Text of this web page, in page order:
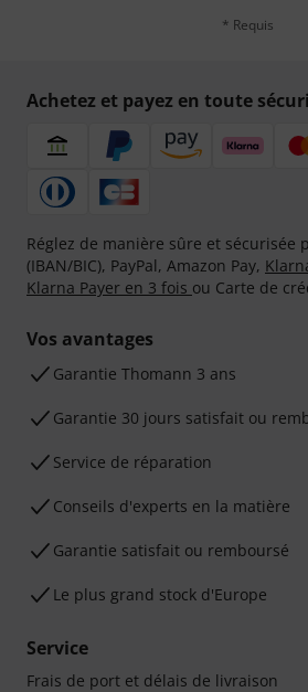
* Requis
Achetez et payez en toute
Réglez de manière sûre et sécurisée
(IBAN/BIC), PayPal, Amazon Pay,
Klarna Payer en 3 fois ou Carte de
Vos avantages
Ga­ran­tie Thomann 3 ans
Garantie 30 jours satisfait ou
Service de réparation
Conseils d'experts en la matière
Garantie satisfait ou remboursé
Le plus grand stock d'Europe
Service
Frais de port et délais de livraison